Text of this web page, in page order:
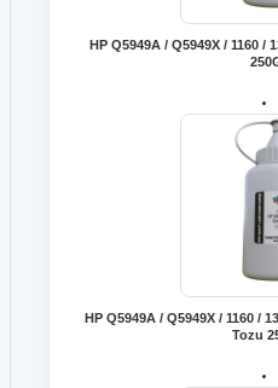
HP Q5949A / Q5949X / 1160 /
HP Q5949A / Q5949X / 1160 /
Tozu